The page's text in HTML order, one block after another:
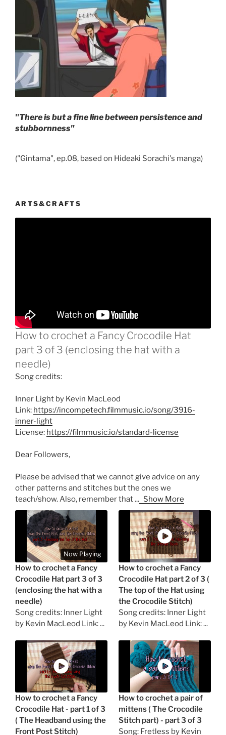
"There is but a fine line between persistence and
stubbornness"
("Gintama", ep.08, based on Hideaki Sorachi's manga)
ARTS&CRAFTS
How to crochet a Fancy Crocodile Hat
part 3 of 3 (enclosing the hat with a
needle)
Song credits:
Inner Light by Kevin MacLeod
Link: https://incompetech.filmmusic.io/song/3916-
inner-light
License: https://filmmusic.io/standard-license
Dear Followers,
Please be advised that we cannot give advice on any
other patterns and stitches but the ones we
teach/show. Also, remember that... Show More
Now Playing
How to crochet a Fancy
Crocodile Hat part 3 of 3
(enclosing the hat with a
needle)
Song credits: Inner Light
by Kevin MacLeod Link: ...
How to crochet a Fancy
Crocodile Hat part 2 of 3 (
The top of the Hat using
the Crocodile Stitch)
Song credits: Inner Light
by Kevin MacLeod Link: ...
How to crochet a Fancy
Crocodile Hat - part 1 of 3
( The Headband using the
Front Post Stitch)
How to crochet a pair of
mittens ( The Crocodile
Stitch part) - part 3 of 3
Song: Fretless by Kevin